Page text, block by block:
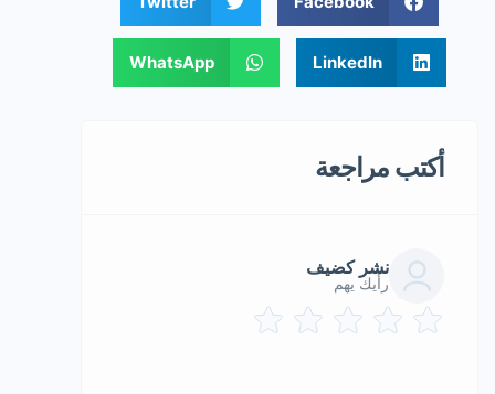
LinkedIn
WhatsApp
أكتب مراجعة
نشر كضيف
رأيك يهم